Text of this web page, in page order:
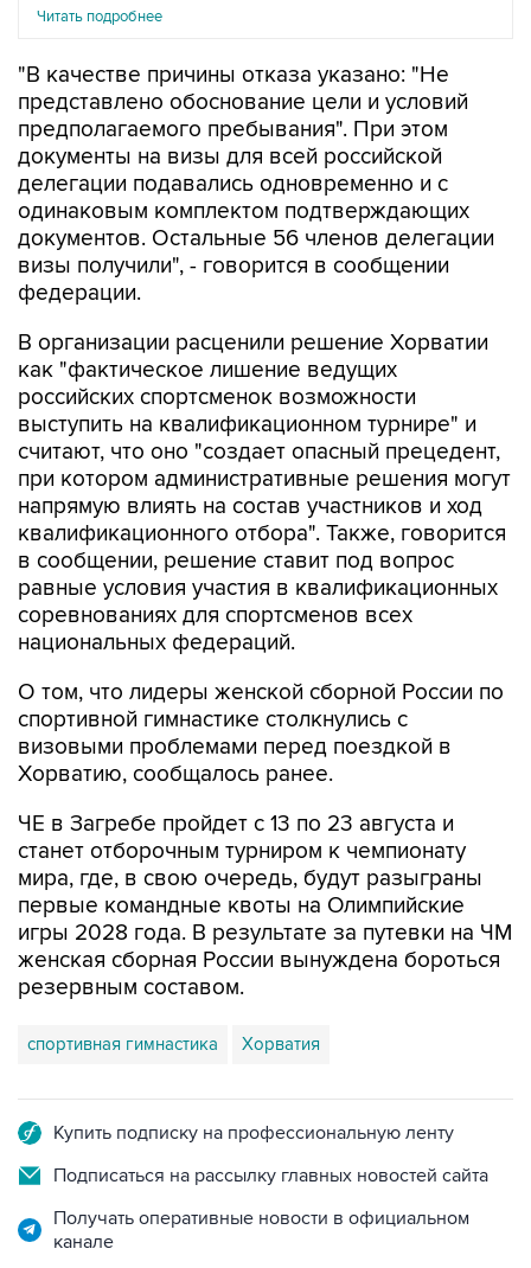
Читать подробнее
"В качестве причины отказа указано: "Не
представлено обоснование цели и условий
предполагаемого пребывания". При этом
документы на визы для всей российской
делегации подавались одновременно и с
одинаковым комплектом подтверждающих
документов. Остальные 56 членов делегации
визы получили", - говорится в сообщении
федерации.
В организации расценили решение Хорватии
как "фактическое лишение ведущих
российских спортсменок возможности
выступить на квалификационном турнире" и
считают, что оно "создает опасный прецедент,
при котором административные решения могут
напрямую влиять на состав участников и ход
квалификационного отбора". Также, говорится
в сообщении, решение ставит под вопрос
равные условия участия в квалификационных
соревнованиях для спортсменов всех
национальных федераций.
О том, что лидеры женской сборной России по
спортивной гимнастике столкнулись с
визовыми проблемами перед поездкой в
Хорватию, сообщалось ранее.
ЧЕ в Загребе пройдет с 13 по 23 августа и
станет отборочным турниром к чемпионату
мира, где, в свою очередь, будут разыграны
первые командные квоты на Олимпийские
игры 2028 года. В результате за путевки на ЧМ
женская сборная России вынуждена бороться
резервным составом.
спортивная гимнастика Хорватия
Купить подписку на профессиональную ленту
Подписаться на рассылку главных новостей сайта
Получать оперативные новости в официальном
канале